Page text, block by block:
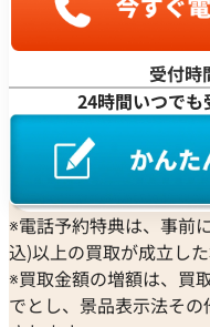
受付時
24時間いつでも
※電話予約特典は、事前
込)以上の買取が成立し
※買取金額の増額は、買
でとし、景品表示法そ